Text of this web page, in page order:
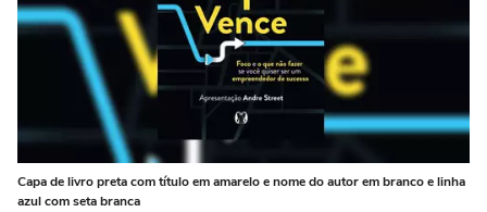
Capa de livro preta com título em amarelo e nome do autor em branco e linha
azul com seta branca